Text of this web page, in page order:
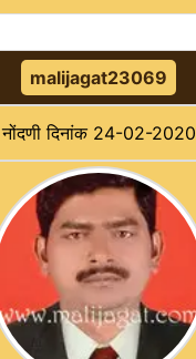
malijagat23069
नोंदणी दिनांक 24-02-2020